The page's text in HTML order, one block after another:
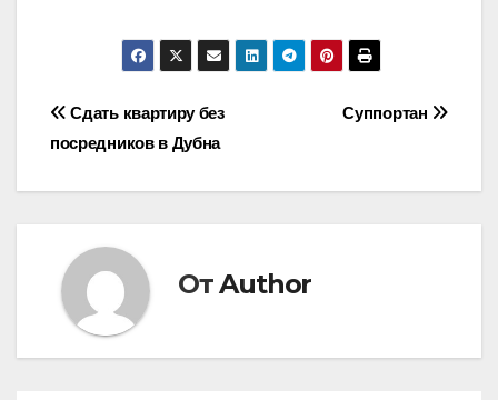
Навигация
по
Суппортан
Сдать квартиру без
посредников в Дубна
ОтAuthor